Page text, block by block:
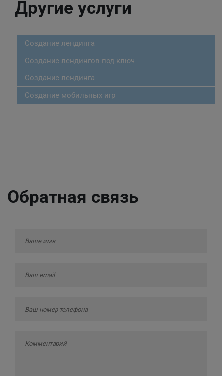
Другие услуги
Создание лендинга
Создание лендингов под ключ
Создание лендинга
Создание мобильных игр
Обратная связь